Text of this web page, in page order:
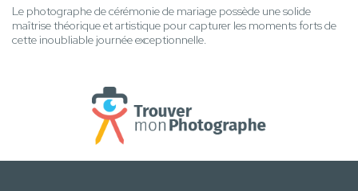
Le photographe de cérémonie de mariage possède une solide
maîtrise théorique et artistique pour capturer les moments forts de
cette inoubliable journée exceptionnelle.